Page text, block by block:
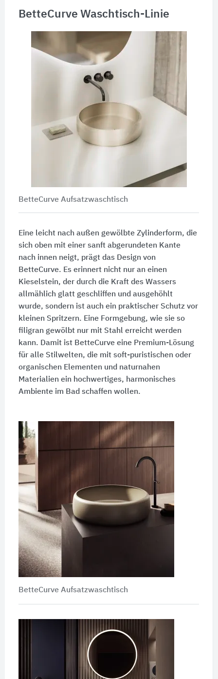
BetteCurve Waschtisch-Linie
BetteCurve Aufsatzwaschtisch
Eine leicht nach außen gewölbte Zylinderform, die
sich oben mit einer sanft abgerundeten Kante
nach innen neigt, prägt das Design von
BetteCurve. Es erinnert nicht nur an einen
Kieselstein, der durch die Kraft des Wassers
allmählich glatt geschliffen und ausgehöhlt
wurde, sondern ist auch ein praktischer Schutz vor
kleinen Spritzern. Eine Formgebung, wie sie so
filigran gewölbt nur mit Stahl erreicht werden
kann. Damit ist BetteCurve eine Premium-Lösung
für alle Stilwelten, die mit soft-puristischen oder
organischen Elementen und naturnahen
Materialien ein hochwertiges, harmonisches
Ambiente im Bad schaffen wollen.
BetteCurve Aufsatzwaschtisch